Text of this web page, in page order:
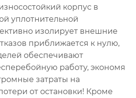
корпус в
уплотнительной
изолирует внешние
приближается к нулю,
обеспечивают
работу, экономя
затраты на
от остановки! Кроме